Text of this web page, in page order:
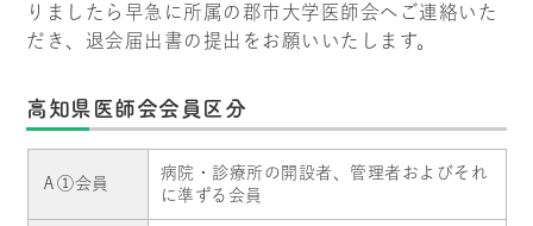
りましたら早急に所属の郡市大学医師会へご連絡いた
だき、退会届出書の提出をお願いいたします。
高知県医師会会員区分
Ａ①会員
病院・診療所の開設者、管理者およびそれ
に準ずる会員